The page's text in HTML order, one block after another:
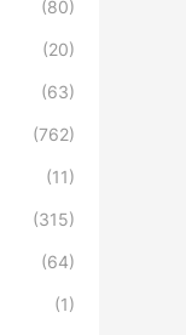
(80)
(20)
(63)
(762)
(11)
(315)
(64)
(1)